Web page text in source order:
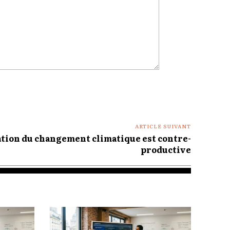
ARTICLE SUIVANT
du changement climatique est contre-
productive